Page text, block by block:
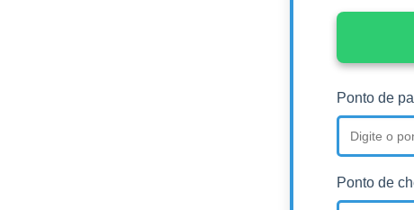
Ponto de
Ponto de